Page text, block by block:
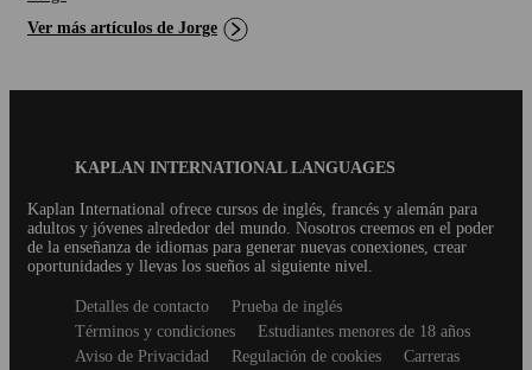
Ver más artículos de Jorge
KAPLAN INTERNATIONAL LANGUAGES
Kaplan International ofrece cursos de inglés, francés y alemán para
adultos y jóvenes alrededor del mundo. Nosotros creemos en el poder
de la enseñanza de idiomas para generar nuevas conexiones, crear
oportunidades y llevas los sueños al siguiente nivel.
SecondaryDetalles de contacto
Prueba de inglés
Términos y condiciones
Estudiantes menores de 18 años
Aviso de Privacidad
Regulación de cookies
Carreras